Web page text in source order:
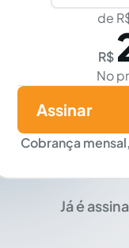
de
R$
No
Cobrança
Assinar
Já é